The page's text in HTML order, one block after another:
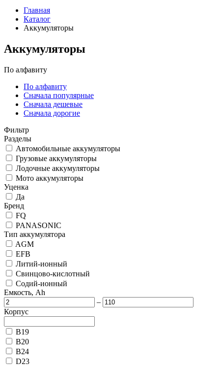
Главная
Каталог
Аккумуляторы
Аккумуляторы
По алфавиту
По алфавиту
Сначала популярные
Сначала дешевые
Сначала дорогие
Фильтр
Разделы
Автомобильные аккумуляторы
Грузовые аккумуляторы
Лодочные аккумуляторы
Мото аккумуляторы
Уценка
Да
Бренд
FQ
PANASONIC
Тип аккумулятора
AGM
EFB
Литий-ионный
Свинцово-кислотный
Содий-ионный
Емкость, Ah
–
Корпус
B19
B20
B24
D23